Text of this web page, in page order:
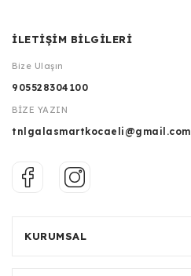
İLETİŞİM BİLGİLERİ
Bize Ulaşın
905528304100
BİZE YAZIN
tnlgalasmartkocaeli@gmail.com
KURUMSAL